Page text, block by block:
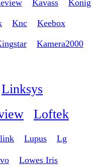
Kavass Konig
Knc Keebox
Kamera2000
Linksys
Loftek
Lupus Lg
Lowes Iris